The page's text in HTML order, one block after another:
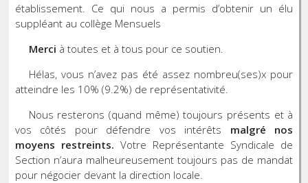
établissement. Ce qui nous a permis d’obtenir un élu
suppléant au collège Mensuels
Merci à toutes et à tous pour ce soutien.
Hélas, vous n’avez pas été assez nombreu(ses)x pour
atteindre les 10% (9.2%) de représentativité.
Nous resterons (quand même) toujours présents et à
vos côtés pour défendre vos intérêts malgré nos
moyens restreints. Votre Représentante Syndicale de
Section n’aura malheureusement toujours pas de mandat
pour négocier devant la direction locale.